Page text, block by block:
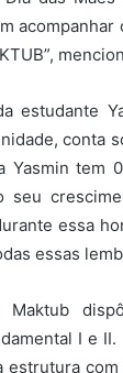
acompanhar
estudante
conta
Yasmin tem
seu
essa
essas
Maktub
I e
estrutura com